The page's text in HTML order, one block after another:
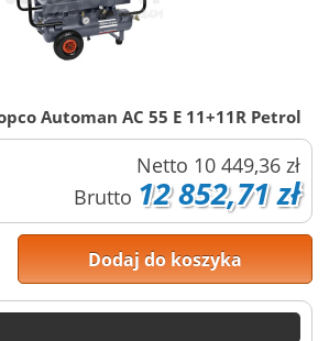
Automan AC 55 E 11+11R Petrol
Netto 10 449,36 zł
Brutto 12 852,71 zł
Dodaj do koszyka